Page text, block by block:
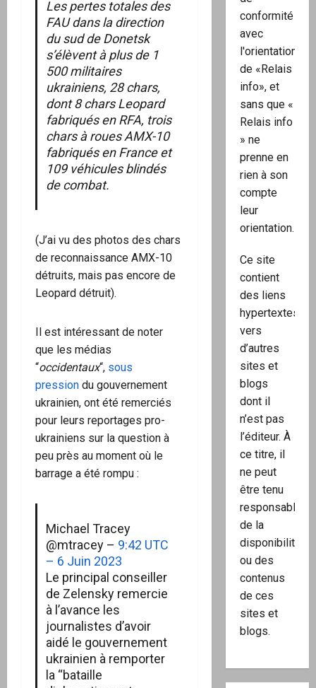
Les pertes totales des
FAU dans la direction
du sud de Donetsk
s’élèvent à plus de 1
500 militaires
ukrainiens, 28 chars,
dont 8 chars Leopard
fabriqués en RFA, trois
chars à roues AMX-10
fabriqués en France et
109 véhicules blindés
de combat.
(J’ai vu des photos des chars
de reconnaissance AMX-10
détruits, mais pas encore de
Leopard détruit).
Il est intéressant de noter
que les médias
“occidentaux“, sous
pression du gouvernement
ukrainien, ont été remerciés
pour leurs reportages pro-
ukrainiens sur la question à
peu près au moment où le
barrage a été rompu :
Michael Tracey
@mtracey – 9:42 UTC
– 6 Juin 2023
Le principal conseiller
de Zelensky remercie
à l’avance les
journalistes d’avoir
aidé le gouvernement
ukrainien à remporter
la “bataille
conformité
avec
l'orientation
de «Relais
info», et
sans que «
Relais info
» ne
prenne en
rien à son
compte
leur
orientation.
Ce site
contient
des liens
hypertextes
vers
d’autres
sites et
blogs
dont il
n’est pas
l’éditeur. À
ce titre, il
ne peut
être tenu
responsable
de la
disponibilité
ou des
contenus
de ces
sites et
blogs.